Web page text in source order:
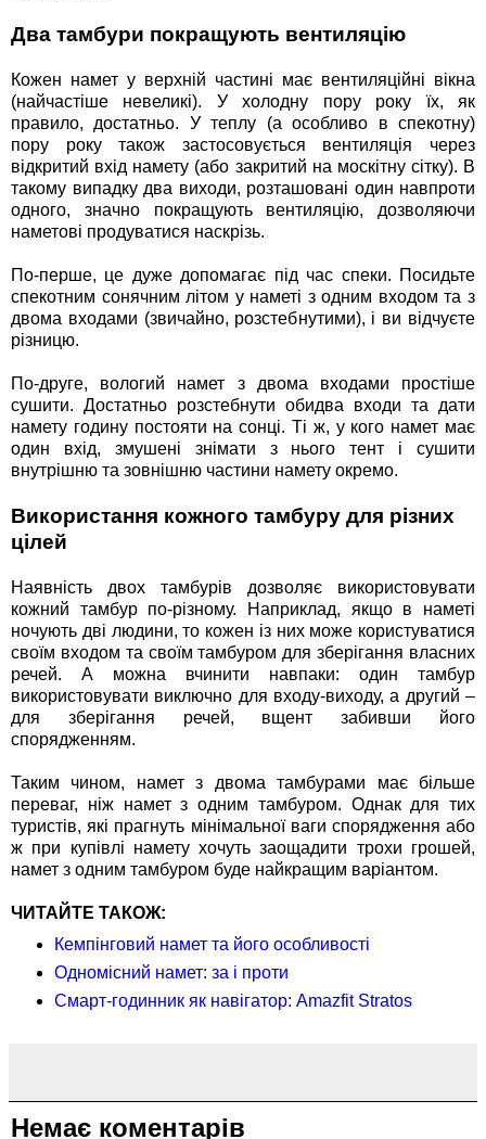
Два тамбури покращують вентиляцію
Кожен намет у верхній частині має вентиляційні вікна
(найчастіше невеликі). У холодну пору року їх, як
правило, достатньо. У теплу (а особливо в спекотну)
пору року також застосовується вентиляція через
відкритий вхід намету (або закритий на москітну сітку). В
такому випадку два виходи, розташовані один навпроти
одного, значно покращують вентиляцію, дозволяючи
наметові продуватися наскрізь.
По-перше, це дуже допомагає під час спеки. Посидьте
спекотним сонячним літом у наметі з одним входом та з
двома входами (звичайно, розстебнутими), і ви відчуєте
різницю.
По-друге, вологий намет з двома входами простіше
сушити. Достатньо розстебнути обидва входи та дати
намету годину постояти на сонці. Ті ж, у кого намет має
один вхід, змушені знімати з нього тент і сушити
внутрішню та зовнішню частини намету окремо.
Використання кожного тамбуру для різних
цілей
Наявність двох тамбурів дозволяє використовувати
кожний тамбур по-різному. Наприклад, якщо в наметі
ночують дві людини, то кожен із них може користуватися
своїм входом та своїм тамбуром для зберігання власних
речей. А можна вчинити навпаки: один тамбур
використовувати виключно для входу-виходу, а другий –
для зберігання речей, вщент забивши його
спорядженням.
Таким чином, намет з двома тамбурами має більше
переваг, ніж намет з одним тамбуром. Однак для тих
туристів, які прагнуть мінімальної ваги спорядження або
ж при купівлі намету хочуть заощадити трохи грошей,
намет з одним тамбуром буде найкращим варіантом.
ЧИТАЙТЕ ТАКОЖ:
Кемпінговий намет та його особливості
Одномісний намет: за і проти
Смарт-годинник як навігатор: Amazfit Stratos
Немає коментарів